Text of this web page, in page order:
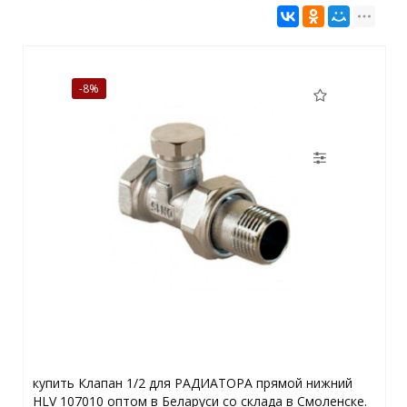
-8%
купить Клапан 1/2 для РАДИАТОРА прямой нижний
HLV 107010 оптом в Беларуси со склада в Смоленске.